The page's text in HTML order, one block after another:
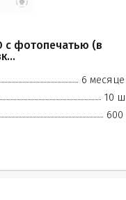
с фотопечатью (в
6
10
600